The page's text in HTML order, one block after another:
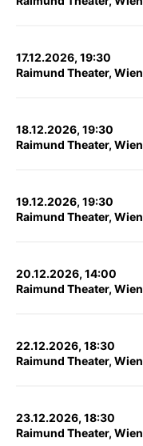
17.12.2026, 19:30
Raimund Theater, Wien
18.12.2026, 19:30
Raimund Theater, Wien
19.12.2026, 19:30
Raimund Theater, Wien
20.12.2026, 14:00
Raimund Theater, Wien
22.12.2026, 18:30
Raimund Theater, Wien
23.12.2026, 18:30
Raimund Theater, Wien